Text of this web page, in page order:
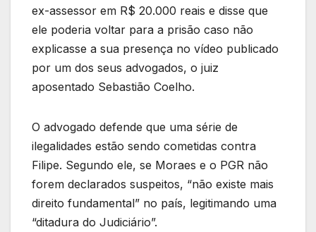
ex-assessor em R$ 20.000 reais e disse que
ele poderia voltar para a prisão caso não
explicasse a sua presença no vídeo publicado
por um dos seus advogados, o juiz
aposentado Sebastião Coelho.
O advogado defende que uma série de
ilegalidades estão sendo cometidas contra
Filipe. Segundo ele, se Moraes e o PGR não
forem declarados suspeitos, “não existe mais
direito fundamental” no país, legitimando uma
“ditadura do Judiciário”.